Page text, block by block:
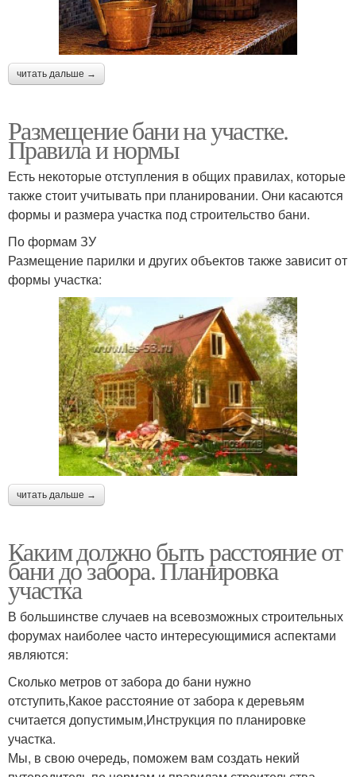
читать дальше →
Размещение бани на участке.
Правила и нормы
Есть некоторые отступления в общих правилах, которые
также стоит учитывать при планировании. Они касаются
формы и размера участка под строительство бани.
По формам ЗУ
Размещение парилки и других объектов также зависит от
формы участка:
читать дальше →
Каким должно быть расстояние от
бани до забора. Планировка
участка
В большинстве случаев на всевозможных строительных
форумах наиболее часто интересующимися аспектами
являются:
Сколько метров от забора до бани нужно
отступить,Какое расстояние от забора к деревьям
считается допустимым,Инструкция по планировке
участка.
Мы, в свою очередь, поможем вам создать некий